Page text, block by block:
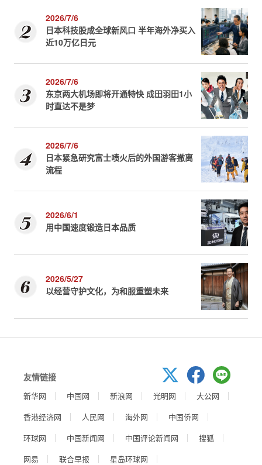
2026/7/6
日本科技股成全球新风口 半年海外净买入
近10万亿日元
2026/7/6
东京两大机场即将开通特快 成田羽田1小
时直达不是梦
2026/7/6
日本紧急研究富士喷火后的外国游客撤离
流程
2026/6/1
用中国速度锻造日本品质
2026/5/27
以经营守护文化，为和服重塑未来
友情链接
新华网 中国网 新浪网 光明网
大公网
香港经济网
人民网 海外网
中国侨网
环球网
中国新闻网 中国评论新闻网
搜狐
网易
联合早报 星岛环球网